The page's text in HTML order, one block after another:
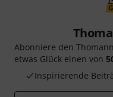
Abonniere den
etwas Glück einen von
Inspirierende